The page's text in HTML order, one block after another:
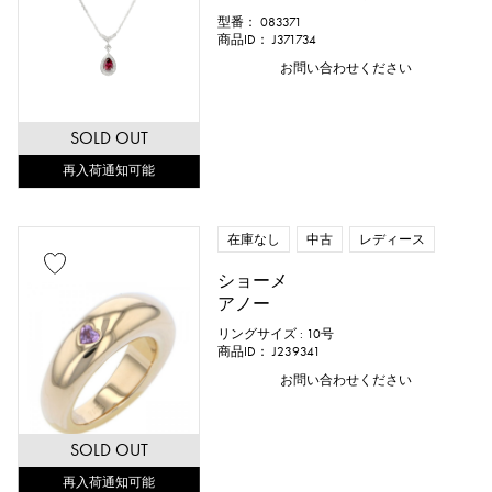
SOLD OUT
再入荷通知可能
型番： 083371
商品ID： J371734
お問い合わせください
SOLD OUT
再入荷通知可能
在庫なし 中古 レディース
ショーメ
アノー
リングサイズ : 10号
商品ID： J239341
お問い合わせください